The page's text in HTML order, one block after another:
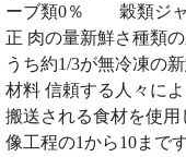
ーブ類0％ 穀類ジャ
正 肉の量新鮮さ種類
うち約1/3が無冷凍の
材料 信頼する人々に
搬送される食材を使
像工程の1から10まで